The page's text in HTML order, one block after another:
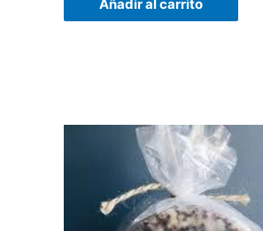
Añadir al carrito